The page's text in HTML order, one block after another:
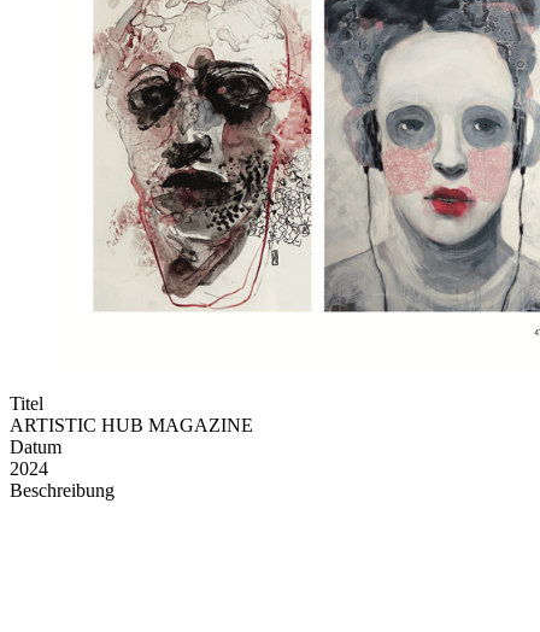
Titel
ARTISTIC HUB MAGAZINE
Datum
2024
Beschreibung